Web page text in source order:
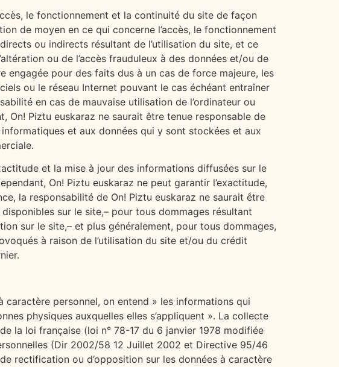
le fonctionnement et la continuité du site de façon
de moyen en ce qui concerne l’accès, le fonctionnement
ou indirects résultant de l’utilisation du site, et ce
ou de l’accès frauduleux à des données et/ou de
engagée pour des faits dus à un cas de force majeure, les
ou le réseau Internet pouvant le cas échéant entraîner
en cas de mauvaise utilisation de l’ordinateur ou
On! Piztu euskaraz ne saurait être tenue responsable de
et aux données qui y sont stockées et aux
et la mise à jour des informations diffusées sur le
On! Piztu euskaraz ne peut garantir l’exactitude,
la responsabilité de On! Piztu euskaraz ne saurait être
sur le site,– pour tous dommages résultant
sur le site,– et plus généralement, pour tous dommages,
à raison de l’utilisation du site et/ou du crédit
personnel, on entend » les informations qui
physiques auxquelles elles s’appliquent ». La collecte
la loi française (loi n° 78-17 du 6 janvier 1978 modifiée
(Dir 2002/58 12 Juillet 2002 et Directive 95/46
rectification ou d’opposition sur les données à caractère